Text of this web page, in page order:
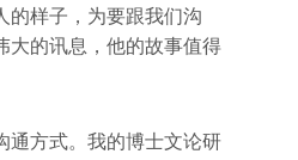
的样子，为要跟我们沟
大的讯息，他的故事值得
通方式。我的博士文论研